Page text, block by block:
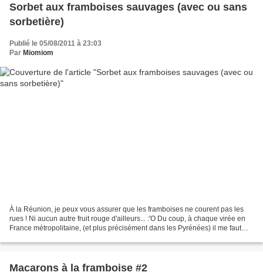
Sorbet aux framboises sauvages (avec ou sans
sorbetière)
Publié le 05/08/2011 à 23:03
Par Miomiom
À la Réunion, je peux vous assurer que les framboises ne courent pas les
rues ! Ni aucun autre fruit rouge d'ailleurs... :'O Du coup, à chaque virée en
France métropolitaine, (et plus précisément dans les Pyrénées) il me faut
Macarons à la framboise #2